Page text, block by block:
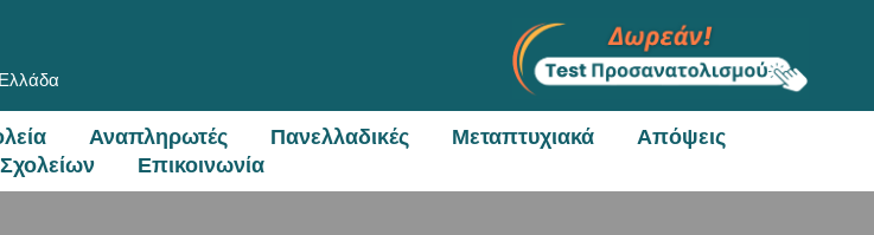
Αναπληρωτές Πανελλαδικές Μεταπτυχιακά
Απόψεις
Επικοινωνία